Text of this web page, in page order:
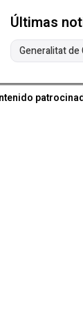
Últimas
Generalitat de